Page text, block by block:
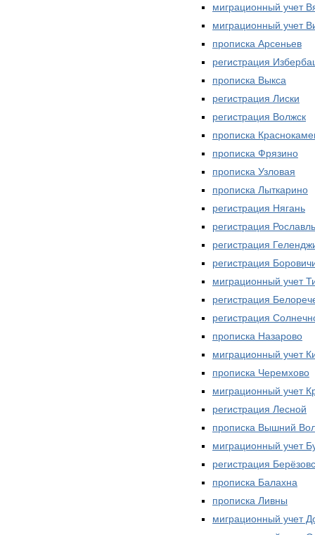
миграционный учет
миграционный учет
прописка Арсеньев
регистрация
прописка Выкса
регистрация Лиски
регистрация Волжск
прописка
прописка Фрязино
прописка Узловая
прописка Лыткарино
регистрация Нягань
регистрация Рославль
регистрация
регистрация
миграционный учет
регистрация
регистрация
прописка Назарово
миграционный учет
прописка Черемхово
миграционный учет
регистрация Лесной
прописка Вышний
миграционный учет
регистрация
прописка Балахна
прописка Ливны
миграционный учет